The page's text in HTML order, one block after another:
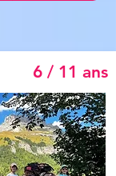
6 / 11 ans